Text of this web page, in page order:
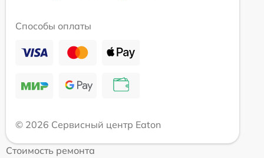
Способы оплаты
© 2026 Сервисный центр Eaton
Стоимость ремонта